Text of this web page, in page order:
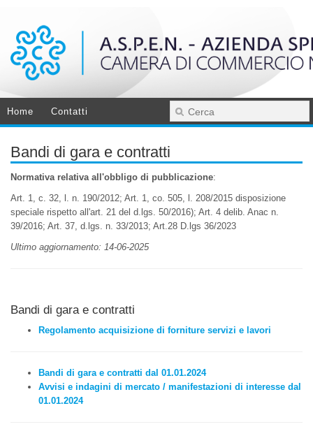
Home Contatti
Bandi di gara e contratti
Normativa relativa all'obbligo di pubblicazione:
Art. 1, c. 32, l. n. 190/2012; Art. 1, co. 505, l. 208/2015 disposizione
speciale rispetto all'art. 21 del d.lgs. 50/2016); Art. 4 delib. Anac n.
39/2016; Art. 37, d.lgs. n. 33/2013; Art.28 D.lgs 36/2023
Ultimo aggiornamento: 14-06-2025
Bandi di gara e contratti
Regolamento acquisizione di forniture servizi e lavori
Bandi di gara e contratti dal 01.01.2024
Avvisi e indagini di mercato / manifestazioni di interesse dal
01.01.2024